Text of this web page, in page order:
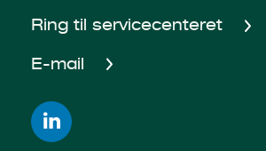
Ring til servicecenteret
E-mail